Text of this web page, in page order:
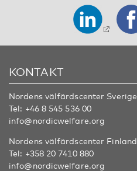
KONTAKT
Nordens välfärdscenter Sverige
Tel: +46 8 545 536 00
info@nordicwelfare.org
Nordens välfärdscenter Finland
Tel: +358 20 7410 880
info@nordicwelfare.org